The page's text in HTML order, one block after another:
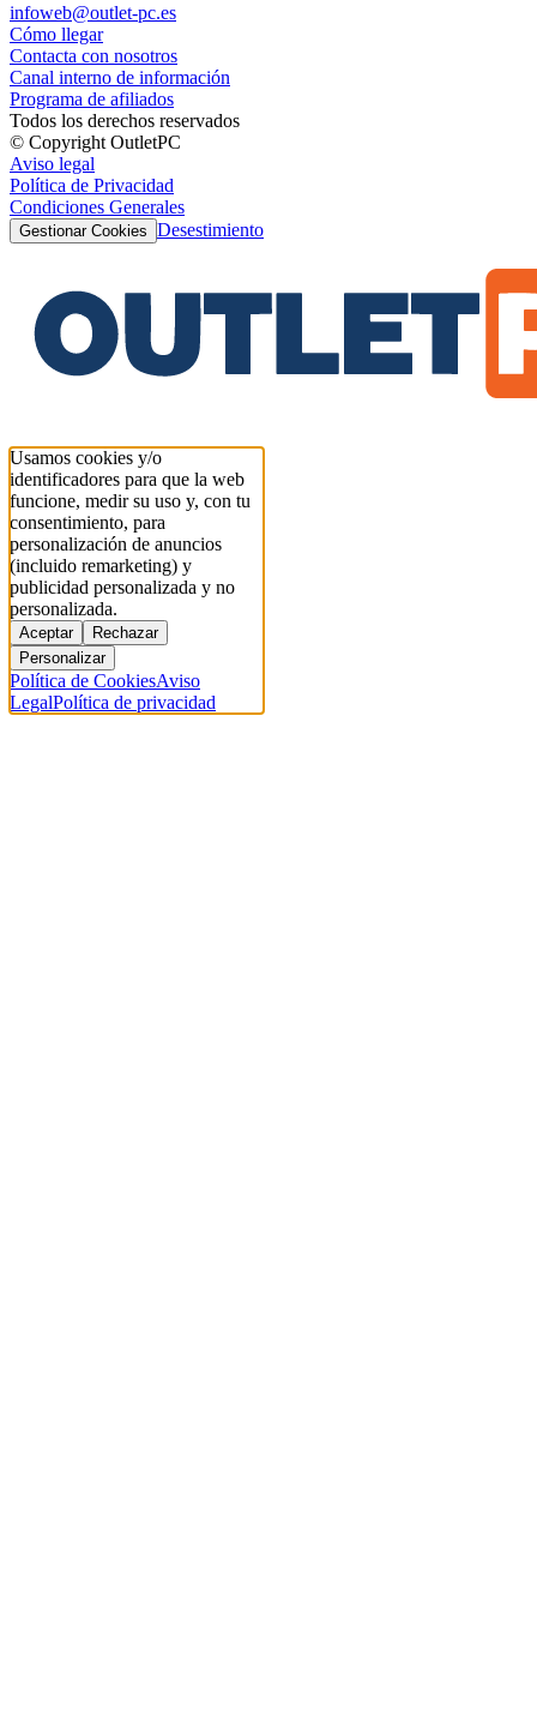
infoweb@outlet-pc.es
Cómo llegar
Contacta con nosotros
Canal interno de información
Programa de afiliados
Todos los derechos reservados
© Copyright OutletPC
Aviso legal
Política de Privacidad
Condiciones Generales
Gestionar Cookies Desestimiento
Usamos cookies y/o
identificadores para que la web
funcione, medir su uso y, con tu
consentimiento, para
personalización de anuncios
(incluido remarketing) y
publicidad personalizada y no
personalizada.
Aceptar
Rechazar
Personalizar
Política de CookiesAviso
LegalPolítica de privacidad